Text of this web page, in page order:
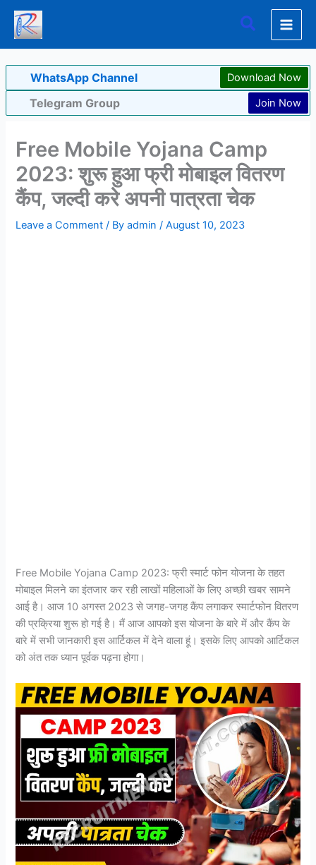
Skip
content
Search
WhatsApp Channel Download Now
Telegram Group Join Now
Free Mobile Yojana Camp
2023: शुरू हुआ फ्री मोबाइल वितरण
कैंप, जल्दी करे अपनी पात्रता चेक
Leave a Comment / Byadmin/August 10, 2023
Free Mobile Yojana Camp 2023: फ्री स्मार्ट फोन योजना के तहत
मोबाइल मिलने का इंतजार कर रही लाखों महिलाओं के लिए अच्छी खबर सामने
आई है। आज 10 अगस्त 2023 से जगह-जगह कैंप लगाकर स्मार्टफोन वितरण
की प्रक्रिया शुरू हो गई है। मैं आज आपको इस योजना के बारे में और कैंप के
बारे में सभी जानकारी इस आर्टिकल में देने वाला हूं। इसके लिए आपको आर्टिकल
को अंत तक ध्यान पूर्वक पढ़ना होगा।